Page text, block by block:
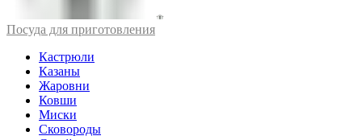
Посуда для приготовления
Кастрюли
Казаны
Жаровни
Ковши
Миски
Сковороды